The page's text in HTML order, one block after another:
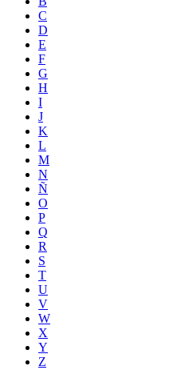
C
D
E
F
G
H
I
J
K
L
M
N
Ñ
O
P
Q
R
S
T
U
V
W
X
Y
Z